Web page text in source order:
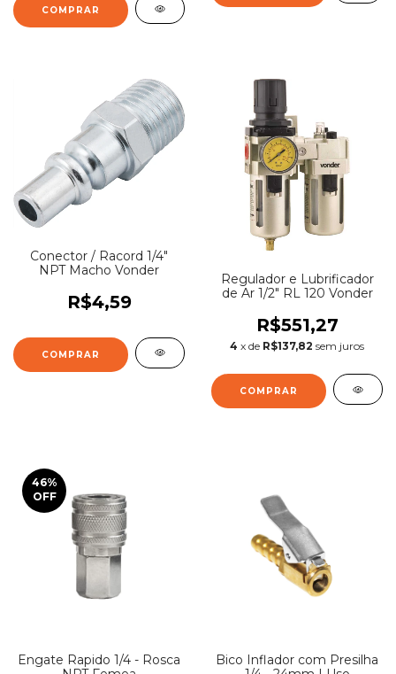
Conector / Racord 1/4"
NPT Macho Vonder
R$4,59
Regulador e Lubrificador
de Ar 1/2" RL 120 Vonder
R$551,27
4 x de R$137,82 sem juros
46%
OFF
Engate Rapido 1/4 - Rosca
Bico Inflador com Presilha